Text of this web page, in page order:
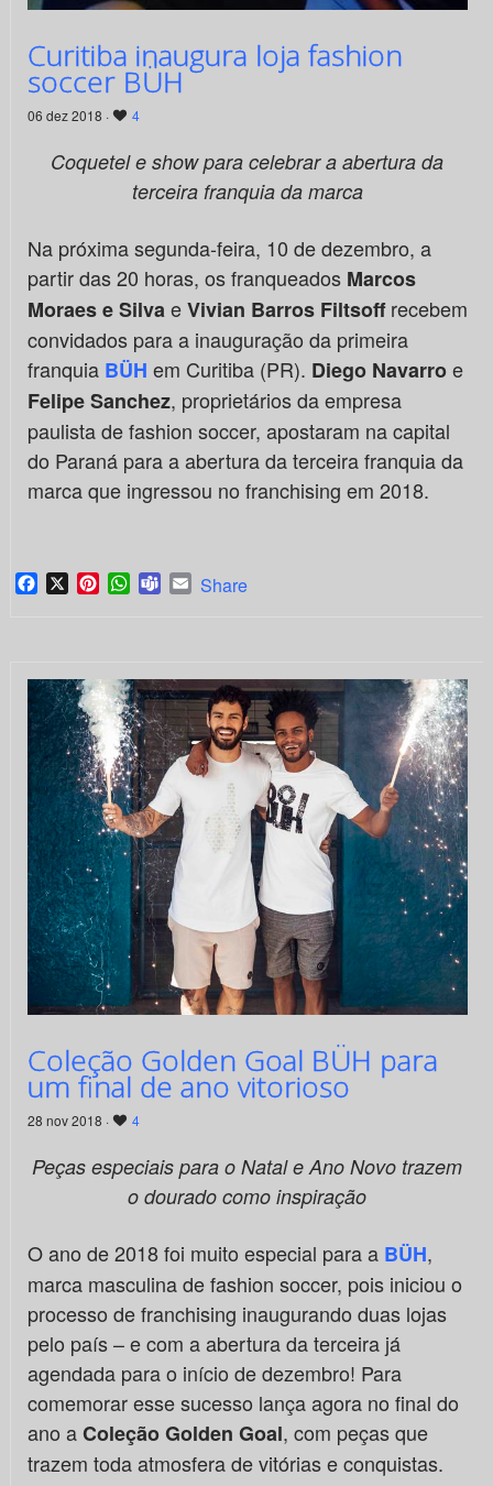
Curitiba inaugura loja fashion
soccer BÜH
06 dez 2018 · 4
Coquetel e show para celebrar a abertura da
terceira franquia da marca
Na próxima segunda-feira, 10 de dezembro, a
partir das 20 horas, os franqueados Marcos
Moraes e SilvaeVivian Barros Filtsoffrecebem
convidados para a inauguração da primeira
franquia BÜH em Curitiba (PR). Diego Navarroe
Felipe Sanchez, proprietários da empresa
paulista de fashion soccer, apostaram na capital
do Paraná para a abertura da terceira franquia da
marca que ingressou no franchising em 2018.
Facebook
X PinterestWhatsApp
TeamsEmail
Share
Coleção Golden Goal BÜH para
um final de ano vitorioso
28 nov 2018 · 4
Peças especiais para o Natal e Ano Novo trazem
o dourado como inspiração
O ano de 2018 foi muito especial para a BÜH,
marca masculina de fashion soccer, pois iniciou o
processo de franchising inaugurando duas lojas
pelo país – e com a abertura da terceira já
agendada para o início de dezembro! Para
comemorar esse sucesso lança agora no final do
ano aColeção Golden Goal, com peças que
trazem toda atmosfera de vitórias e conquistas.